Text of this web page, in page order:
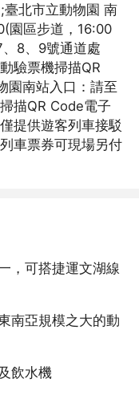
北市立動物園 南
園區步道，16:00
8、9號通道處
驗票機掃描QR
園南站入口：請至
描QR Code電子
提供遊客列車接駁
車票券可現場另付
，可搭捷運文湖線
南亞規模之大的動
飲水機